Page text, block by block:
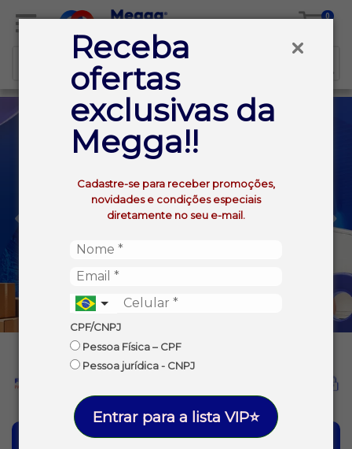
Receba
ofertas
exclusivas da
Megga!!
Cadastre-se para receber promoções,
novidades e condições especiais
diretamente no seu e-mail.
CPF/CNPJ
Pessoa Física – CPF
Pessoa jurídica - CNPJ
Entrar para a lista VIP⭐
0